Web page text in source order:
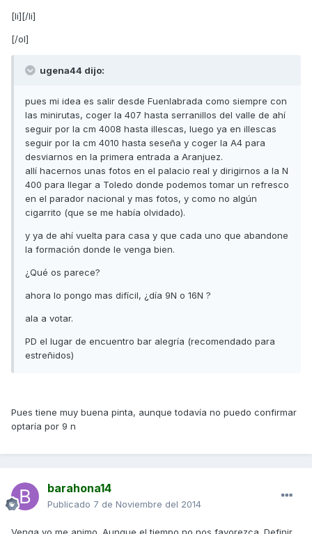
[li][/li]
[/ol]
ugena44 dijo:
pues mi idea es salir desde Fuenlabrada como siempre con
las minirutas, coger la 407 hasta serranillos del valle de ahí
seguir por la cm 4008 hasta illescas, luego ya en illescas
seguir por la cm 4010 hasta seseña y coger la A4 para
desviarnos en la primera entrada a Aranjuez.
allí hacernos unas fotos en el palacio real y dirigirnos a la N
400 para llegar a Toledo donde podemos tomar un refresco
en el parador nacional y mas fotos, y como no algún
cigarrito (que se me había olvidado).
y ya de ahí vuelta para casa y que cada uno que abandone
la formación donde le venga bien.
¿Qué os parece?
ahora lo pongo mas difícil, ¿día 9N o 16N ?
ala a votar.
PD el lugar de encuentro bar alegría (recomendado para
estreñidos)
Pues tiene muy buena pinta, aunque todavía no puedo confirmar
optaría por 9 n
barahona14
Publicado 7 de Noviembre del 2014